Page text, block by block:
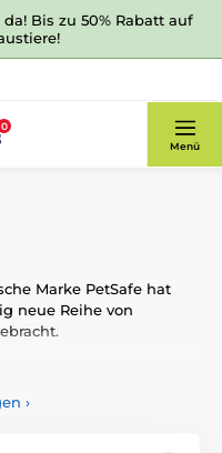
Bis zu 50% Rabatt auf
0
Menü
Marke PetSafe hat
neue Reihe von
hochwertige und
›